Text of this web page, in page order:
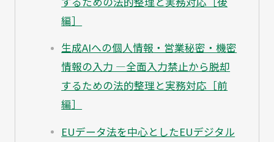
編］
生成AIへの個人情報・営業秘密・機密
情報の入力 ―全面入力禁止から脱却
するための法的整理と実務対応［前
編］
EUデータ法を中心としたEUデジタル